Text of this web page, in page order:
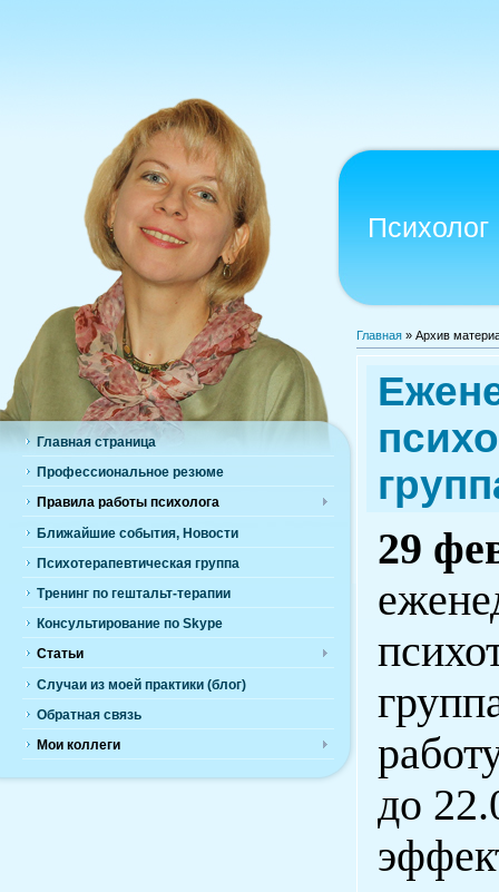
Главная страница
Профессиональное резюме
Правила работы психолога
Ближайшие события, Новости
Психотерапевтическая группа
Тренинг по гештальт-терапии
Консультирование по Skype
Статьи
Случаи из моей практики (блог)
Обратная связь
Мои коллеги
Главная » Архив
29
до